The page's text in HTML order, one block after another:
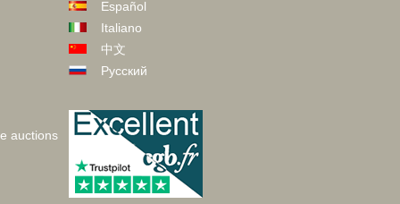
auctions
Español
Italiano
中文
Русский